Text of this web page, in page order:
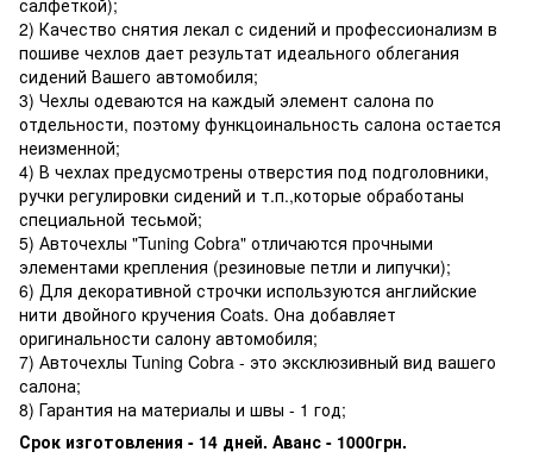
2) Качество снятия лекал с сидений и профессионализм в
пошиве чехлов дает результат идеального облегания
сидений Вашего автомобиля;
3) Чехлы одеваются на каждый элемент салона по
отдельности, поэтому функцоинальность салона остается
неизменной;
4) В чехлах предусмотрены отверстия под подголовники,
ручки регулировки сидений и т.п.,которые обработаны
специальной тесьмой;
5) Авточехлы "Tuning Cobra" отличаются прочными
элементами крепления (резиновые петли и липучки);
6) Для декоративной строчки используются английские
нити двойного кручения Coats. Она добавляет
оригинальности салону автомобиля;
7) Авточехлы Tuning Cobra - это эксклюзивный вид вашего
салона;
8) Гарантия на материалы и швы - 1 год;
Срок изготовления - 14 дней. Аванс - 1000грн.